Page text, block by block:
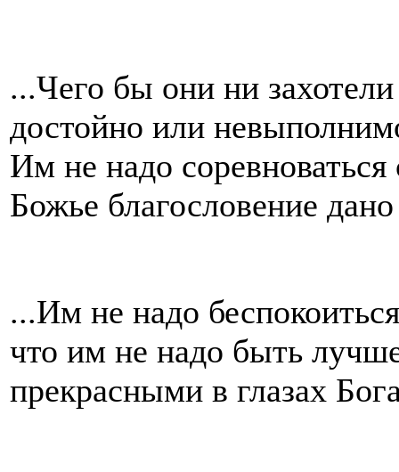
...Чего бы они ни
достойно или
Им не надо
Божье благословение
...Им не надо
что им не надо быть
прекрасными в глазах